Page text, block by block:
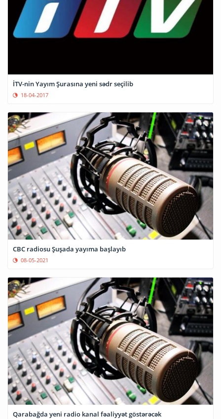
İTV-nin Yayım Şurasına yeni sədr seçilib
18-04-2017
CBC radiosu Şuşada yayıma başlayıb
08-05-2021
Qarabağda yeni radio kanal fəaliyyət göstərəcək